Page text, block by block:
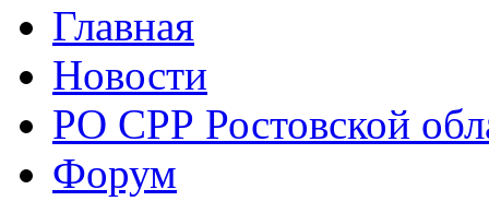
Главная
Новости
РО СРР Ростовской
Форум